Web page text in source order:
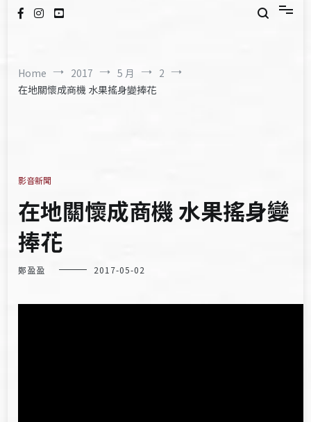
Home 2017 5 月
2
在地關懷成商機 水果搖身變捧花
影音新聞
在地關懷成商機 水果搖身變
捧花
鄭盈盈 2017-05-02